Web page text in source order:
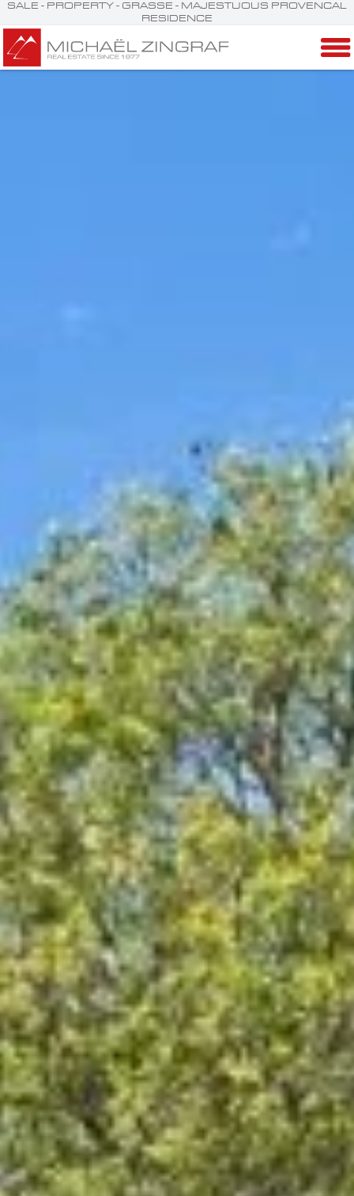
SALE - PROPERTY - GRASSE - MAJESTUOUS PROVENCAL
RESIDENCE